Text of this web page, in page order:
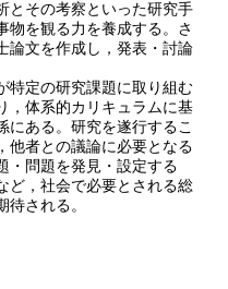
とその考察といった研究手
物を観る力を養成する。さ
論文を作成し，発表・討論
定の研究課題に取り組む
，体系的カリキュラムに基
にある。研究を遂行するこ
他者との議論に必要となる
・問題を発見・設定する
ど，社会で必要とされる総
される。